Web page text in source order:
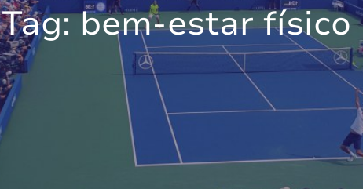
Tag:bem-estar físico